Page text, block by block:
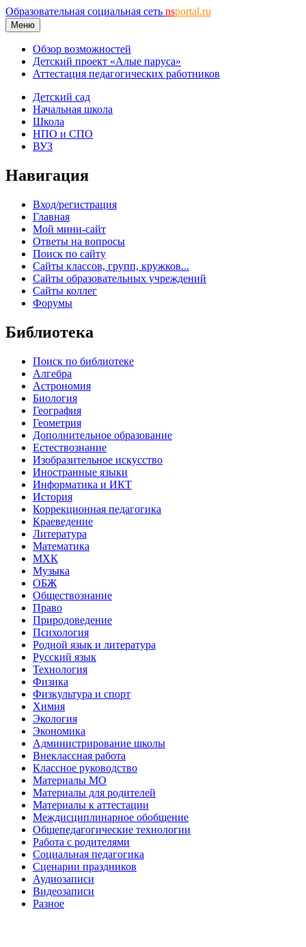
Образовательная социальная сеть nsportal.ru
Меню
Обзор возможностей
Детский проект «Алые паруса»
Аттестация педагогических работников
Детский сад
Начальная школа
Школа
НПО и СПО
ВУЗ
Навигация
Вход/регистрация
Главная
Мой мини-сайт
Ответы на вопросы
Поиск по сайту
Сайты классов, групп, кружков...
Сайты образовательных учреждений
Сайты коллег
Форумы
Библиотека
Поиск по библиотеке
Алгебра
Астрономия
Биология
География
Геометрия
Дополнительное образование
Естествознание
Изобразительное искусство
Иностранные языки
Информатика и ИКТ
История
Коррекционная педагогика
Краеведение
Литература
Математика
МХК
Музыка
ОБЖ
Обществознание
Право
Природоведение
Психология
Родной язык и литература
Русский язык
Технология
Физика
Физкультура и спорт
Химия
Экология
Экономика
Администрирование школы
Внеклассная работа
Классное руководство
Материалы МО
Материалы для родителей
Материалы к аттестации
Междисциплинарное обобщение
Общепедагогические технологии
Работа с родителями
Социальная педагогика
Сценарии праздников
Аудиозаписи
Видеозаписи
Разное